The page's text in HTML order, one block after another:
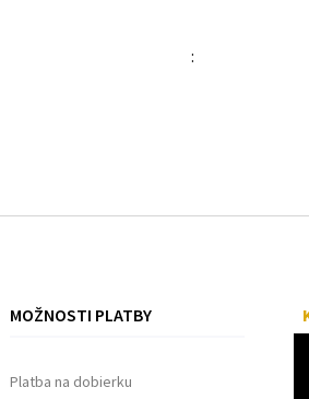
:
MOŽNOSTI PLATBY
Platba na dobierku